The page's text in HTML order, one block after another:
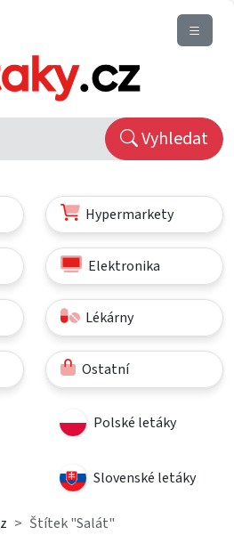
Vyhledat
Hypermarkety
Elektronika
Lékárny
Ostatní
Polské letáky
Slovenské letáky
Štítek "Salát"